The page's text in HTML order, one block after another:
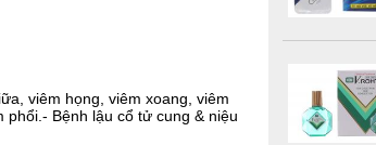
viêm họng, viêm xoang, viêm
phổi.- Bệnh lậu cổ tử cung & niệu